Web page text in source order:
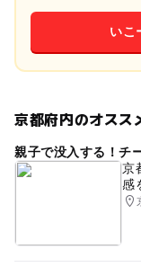
いこ
京都府内のオスス
親子で没入する！チ
京
感